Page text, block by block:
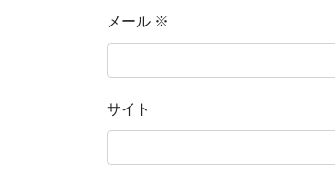
メール ※
サイト